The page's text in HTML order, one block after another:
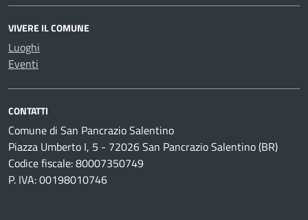
VIVERE IL COMUNE
Luoghi
Eventi
CONTATTI
Comune di San Pancrazio Salentino
Piazza Umberto I, 5 - 72026 San Pancrazio Salentino (BR)
Codice fiscale: 80007350749
P. IVA: 00198010746